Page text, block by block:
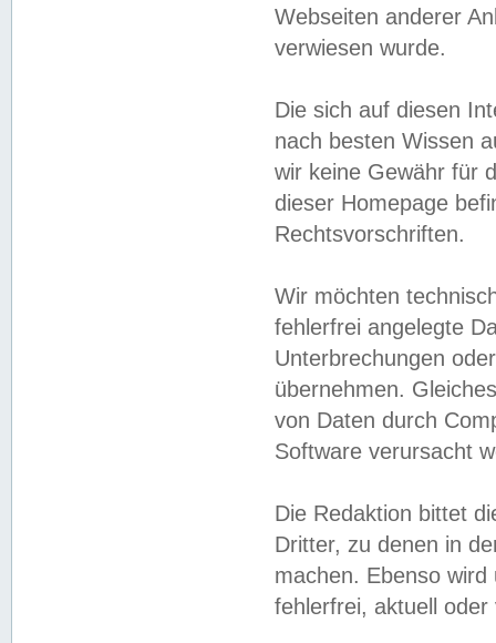
Webseiten anderer
verwiesen wurde.
Die sich auf diesen
nach besten Wissen
wir keine Gewähr für
dieser Homepage
Rechtsvorschriften.
Wir möchten
fehlerfrei angelegte
Unterbrechungen
übernehmen.
von Daten durch
Software verursacht
Die Redaktion bittet
Dritter, zu denen in
machen. Ebenso
fehlerfrei, aktuell oder